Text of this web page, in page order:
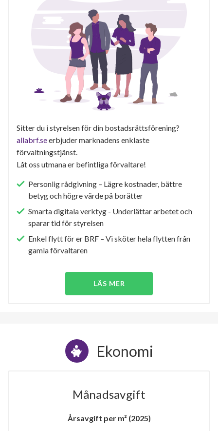
Sitter du i styrelsen för din bostadsrättsförening?
allabrf.seerbjuder marknadens enklaste
förvaltningstjänst.
Låt oss utmana er befintliga förvaltare!
Personlig rådgivning – Lägre kostnader, bättre
betyg och högre värde på borätter
Smarta digitala verktyg - Underlättar arbetet och
sparar tid för styrelsen
Enkel flytt för er BRF – Vi sköter hela flytten från
gamla förvaltaren
LÄS MER
Ekonomi
Månadsavgift
Årsavgift per m² (2025)